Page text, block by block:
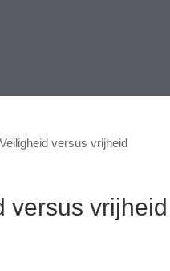
Veiligheid versus vrijheid
versus vrijheid